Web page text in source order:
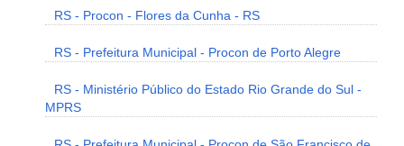
RS - Procon - Flores da Cunha - RS
RS - Prefeitura Municipal - Procon de Porto Alegre
RS - Ministério Público do Estado Rio Grande do Sul -
MPRS